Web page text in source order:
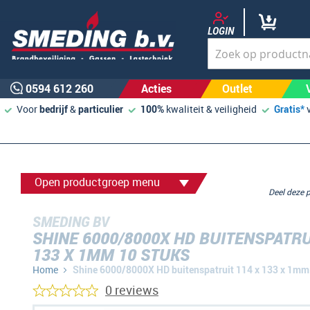
LOGIN
0594 612 260 Acties Outlet
Voorbedrijf&particulier 100% kwaliteit & veiligheid Gratis*
Open productgroep menu
SMEDING BV
SHINE 6000/8000X HD
133 X 1MM 10 STUKS
Home Shine 6000/8000X HD buitenspatruit 114 x 133 x
Deel
0 reviews